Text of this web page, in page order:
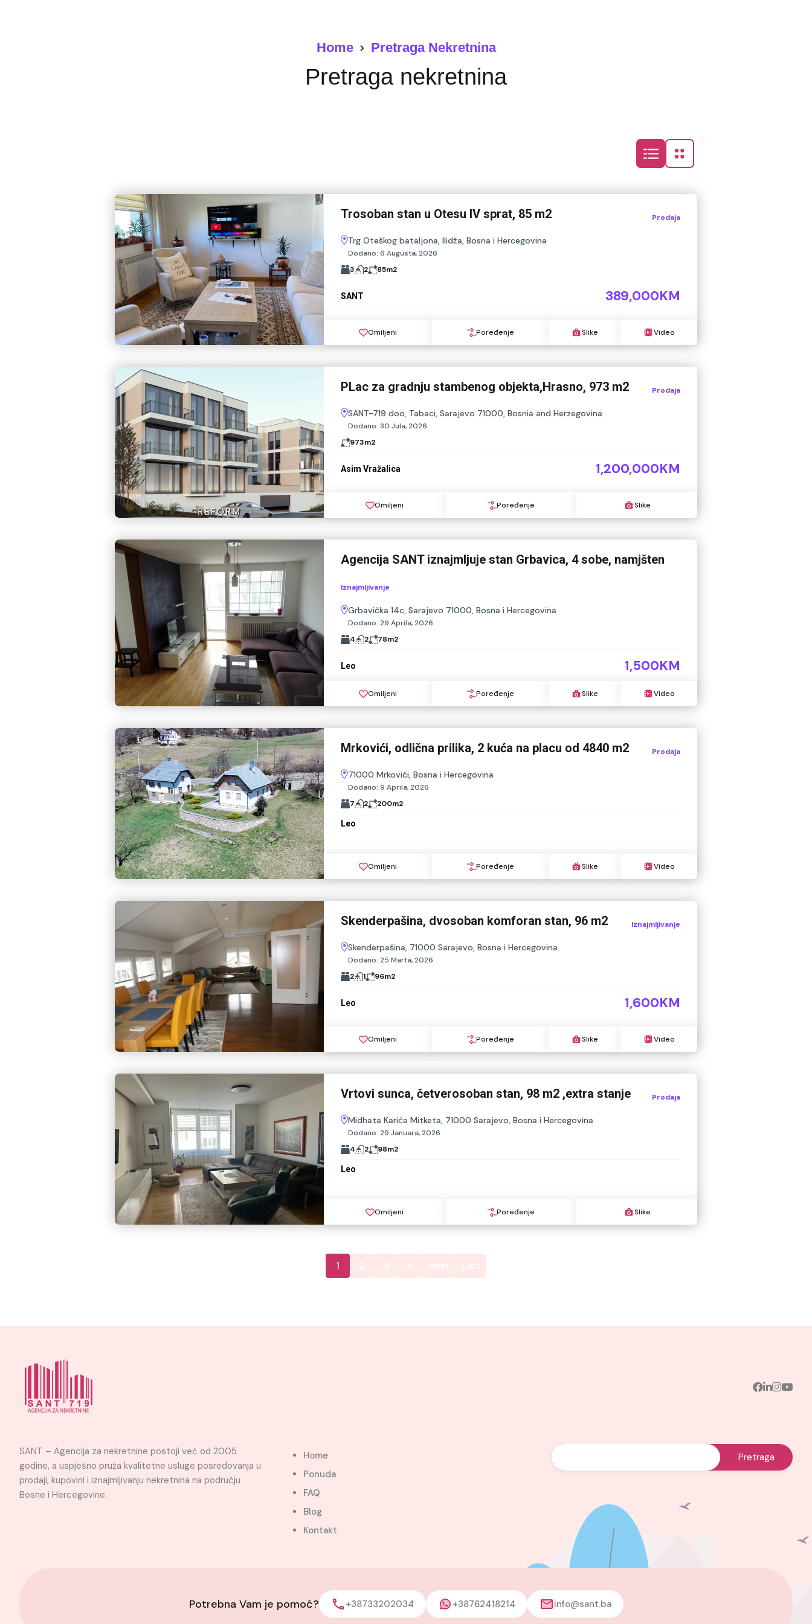
Home Pretraga Nekretnina
Pretraga nekretnina
Trosoban stan u Otesu IV sprat, 85 m2 Prodaja
Trg Oteškog bataljona, Ilidža, Bosna i Hercegovina
Dodano: 6 Augusta, 2026
3
2 85m2
SANT 389,000KM
Omiljeni Poređenje Slike Video
PLac za gradnju stambenog objekta,Hrasno, 973 m2 Prodaja
SANT-719 doo, Tabaci, Sarajevo 71000, Bosnia and Herzegovina
Dodano: 30 Jula, 2026
973m2
Asim Vražalica 1,200,000KM
Omiljeni Poređenje Slike
Agencija SANT iznajmljuje stan Grbavica, 4 sobe, namjšten
Iznajmljivanje
Grbavička 14c, Sarajevo 71000, Bosna i Hercegovina
Dodano: 29 Aprila, 2026
4
2 78m2
Leo 1,500KM
Omiljeni Poređenje Slike Video
Mrkovići, odlična prilika, 2 kuća na placu od 4840 m2 Prodaja
71000 Mrkovići, Bosna i Hercegovina
Dodano: 9 Aprila, 2026
7
2 200m2
Leo
Omiljeni Poređenje Slike Video
Skenderpašina, dvosoban komforan stan, 96 m2 Iznajmljivanje
Skenderpašina, 71000 Sarajevo, Bosna i Hercegovina
Dodano: 25 Marta, 2026
2
1 96m2
Leo 1,600KM
Omiljeni Poređenje Slike Video
Vrtovi sunca, četverosoban stan, 98 m2 ,extra stanje Prodaja
Midhata Karića Mitketa, 71000 Sarajevo, Bosna i Hercegovina
Dodano: 29 Januara, 2026
4
2 98m2
Leo
Omiljeni Poređenje Slike
1
SANT – Agencija za nekretnine postoji već od 2005
godine, a uspješno pruža kvalitetne usluge posredovanja u
prodaji, kupovini i iznajmljivanju nekretnina na području
Bosne i Hercegovine.
Home
Ponuda
FAQ
Blog
Kontakt
Potrebna Vam je pomoć? +38733202034 +38762418214 info@sant.ba